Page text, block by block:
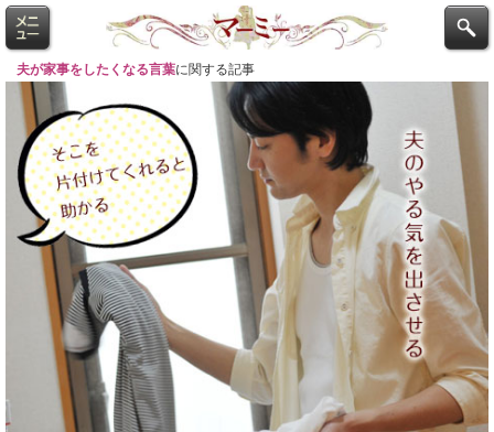
夫が家事をしたくなる言葉に関する記事